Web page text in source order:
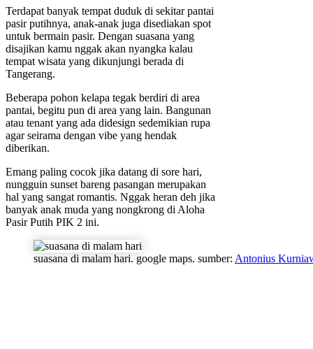
Terdapat banyak tempat duduk di sekitar pantai
pasir putihnya, anak-anak juga disediakan spot
untuk bermain pasir. Dengan suasana yang
disajikan kamu nggak akan nyangka kalau
tempat wisata yang dikunjungi berada di
Tangerang.
Beberapa pohon kelapa tegak berdiri di area
pantai, begitu pun di area yang lain. Bangunan
atau tenant yang ada didesign sedemikian rupa
agar seirama dengan vibe yang hendak
diberikan.
Emang paling cocok jika datang di sore hari,
nungguin sunset bareng pasangan merupakan
hal yang sangat romantis. Nggak heran deh jika
banyak anak muda yang nongkrong di Aloha
Pasir Putih PIK 2 ini.
suasana di malam hari. google maps. sumber: Antonius